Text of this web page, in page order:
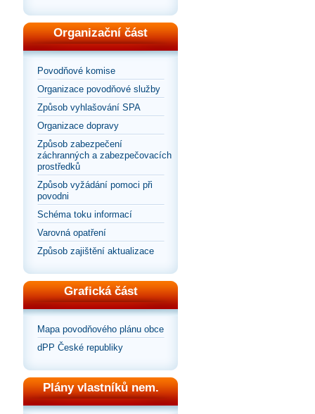
Organizační část
Povodňové komise
Organizace povodňové služby
Způsob vyhlašování SPA
Organizace dopravy
Způsob zabezpečení
záchranných a zabezpečovacích
prostředků
Způsob vyžádání pomoci při
povodni
Schéma toku informací
Varovná opatření
Způsob zajištění aktualizace
Grafická část
Mapa povodňového plánu obce
dPP České republiky
Plány vlastníků nem.